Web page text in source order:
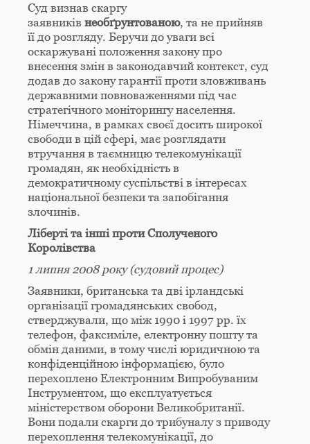
Суд визнав скаргу
заявників необґрунтованою, та не прийняв
її до розгляду. Беручи до уваги всі
оскаржувані положення закону про
внесення змін в законодавчий контекст, суд
додав до закону гарантії проти зловживань
державними повноваженнями під час
стратегічного моніторингу населення.
Німеччина, в рамках своєї досить широкої
свободи в цій сфері, має розглядати
втручання в таємницю телекомунікації
громадян, як необхідність в
демократичному суспільстві в інтересах
національної безпеки та запобігання
злочинів.
Ліберті та інші проти Сполученого
Королівства
1 липня 2008 року (судовий процес)
Заявники, британська та дві ірландські
організації громадянських свобод,
стверджували, що між 1990 і 1997 рр. їх
телефон, факсиміле, електронну пошту та
обмін даними, в тому числі юридичною та
конфіденційною інформацією, було
перехоплено Електронним Випробуваним
Інструментом, що експлуатується
міністерством оборони Великобританії.
Вони подали скарги до трибуналу з приводу
перехоплення телекомунікації, до